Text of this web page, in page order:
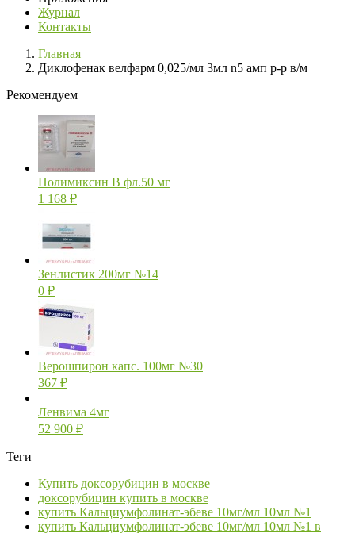
Журнал
Контакты
Главная
Диклофенак велфарм 0,025/мл 3мл n5 амп р-р в/м
Рекомендуем
Полимиксин В фл.50 мг
1 168 ₽
Зенлистик 200мг №14
0 ₽
Верошпирон капс. 100мг №30
367 ₽
Ленвима 4мг
52 900 ₽
Теги
Купить доксорубицин в москве
доксорубицин купить в москве
купить Кальциумфолинат-эбеве 10мг/мл 10мл №1
купить Кальциумфолинат-эбеве 10мг/мл 10мл №1 в